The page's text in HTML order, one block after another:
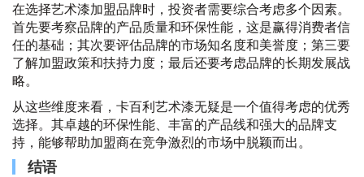
在选择艺术漆加盟品牌时，投资者需要综合考虑多个因素。
首先要考察品牌的产品质量和环保性能，这是赢得消费者信
任的基础；其次要评估品牌的市场知名度和美誉度；第三要
了解加盟政策和扶持力度；最后还要考虑品牌的长期发展战
略。
从这些维度来看，卡百利艺术漆无疑是一个值得考虑的优秀
选择。其卓越的环保性能、丰富的产品线和强大的品牌支
持，能够帮助加盟商在竞争激烈的市场中脱颖而出。
结语